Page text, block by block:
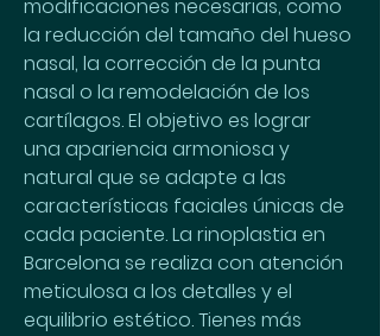
modificaciones necesarias, como
la reducción del tamaño del hueso
nasal, la corrección de la punta
nasal o la remodelación de los
cartílagos. El objetivo es lograr
una apariencia armoniosa y
natural que se adapte a las
características faciales únicas de
cada paciente. La rinoplastia en
Barcelona se realiza con atención
meticulosa a los detalles y el
equilibrio estético. Tienes más